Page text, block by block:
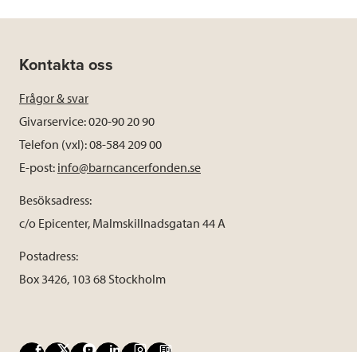
Kontakta oss
Frågor & svar
Givarservice: 020-90 20 90
Telefon (vxl): 08-584 209 00
E-post: info@barncancerfonden.se
Besöksadress:
c/o Epicenter, Malmskillnadsgatan 44 A
Postadress:
Box 3426, 103 68 Stockholm